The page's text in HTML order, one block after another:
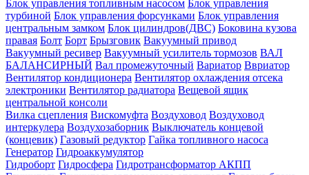
Блок управления топливным насосом Блок управления
турбиной Блок управления форсунками Блок управления
центральным замком Блок цилиндров(ДВС) Боковина кузова
правая Болт Борт Брызговик Вакуумный привод
Вакуумный ресивер Вакуумный усилитель тормозов ВАЛ
БАЛАНСИРНЫЙ Вал промежуточный Вариатор Ввриатор
Вентилятор кондиционера Вентилятор охлаждения отсека
электроники Вентилятор радиатора Вещевой ящик
центральной консоли
Вилка сцепления Вискомуфта Воздуховод Воздуховод
интеркулера Воздухозаборник Выключатель концевой
(концевик) Газовый редуктор Гайка топливного насоса
Генератор Гидроаккумулятор
Гидроборт Гидросфера Гидротрансформатор АКПП